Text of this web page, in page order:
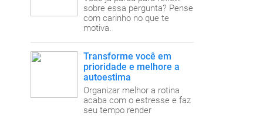
sobre essa pergunta? Pense
com carinho no que te
motiva.
Transforme você em
prioridade e melhore a
autoestima
Organizar melhor a rotina
acaba com o estresse e faz
seu tempo render